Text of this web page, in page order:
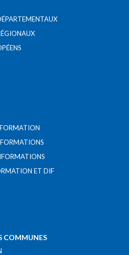
ET DIF
COMMUNES